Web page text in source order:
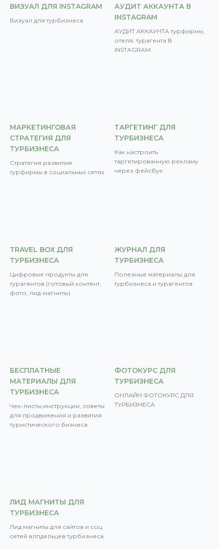
ВИЗУАЛ ДЛЯ INSTAGRAM
Визуал для турбизнеса
АУДИТ АККАУНТА В
INSTAGRAM
АУДИТ АККАУНТА турфирмы,
отеля, турагента В
INSTAGRAM
МАРКЕТИНГОВАЯ
СТРАТЕГИЯ ДЛЯ
ТУРБИЗНЕСА
Стратегия развития
турфирмы в социальных сетях
ТАРГЕТИНГ ДЛЯ
ТУРБИЗНЕСА
Как настроить
таргетированную рекламу
через фейсбук
TRAVEL BOX ДЛЯ
ТУРБИЗНЕСА
Цифровые продукты для
турагентов (готовый контент,
фото, лид-магниты)
ЖУРНАЛ ДЛЯ
ТУРБИЗНЕСА
Полезные материалы для
турбизнеса и турагентов
БЕСПЛАТНЫЕ
МАТЕРИАЛЫ ДЛЯ
ТУРБИЗНЕСА
Чек-листы,инструкции, советы
для продвижения и развития
туристического бизнеса
ФОТОКУРС ДЛЯ
ТУРБИЗНЕСА
ОНЛАЙН ФОТОКУРС ДЛЯ
ТУРБИЗНЕСА
ЛИД МАГНИТЫ ДЛЯ
ТУРБИЗНЕСА
Лид магниты для сайтов и соц
сетей влпдельцев турбизнеса